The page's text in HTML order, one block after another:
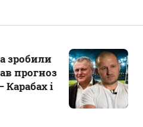
зробили
прогноз
і